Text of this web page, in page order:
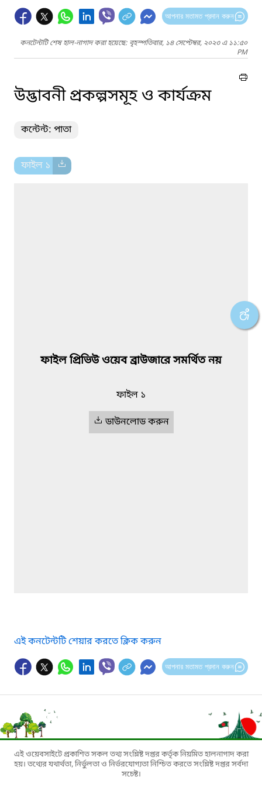
আপনার মতামত প্রদান করুন
কনটেন্টটি শেষ হাল-নাগাদ করা হয়েছে: বৃহস্পতিবার, ১৪ সেপ্টেম্বর, ২০২৩ এ ১১:৫০
PM
উদ্ভাবনী প্রকল্পসমূহ ও কার্যক্রম
কন্টেন্ট: পাতা
ফাইল ১
ফাইল প্রিভিউ ওয়েব ব্রাউজারে সমর্থিত নয়
ফাইল ১
ডাউনলোড করুন
এই কনটেন্টটি শেয়ার করতে ক্লিক করুন
আপনার মতামত প্রদান করুন
এই ওয়েবসাইটে প্রকাশিত সকল তথ্য সংশ্লিষ্ট দপ্তর কর্তৃক নিয়মিত হালনাগাদ করা
হয়। তথ্যের যথার্থতা, নির্ভুলতা ও নির্ভরযোগ্যতা নিশ্চিত করতে সংশ্লিষ্ট দপ্তর সর্বদা
সচেষ্ট।